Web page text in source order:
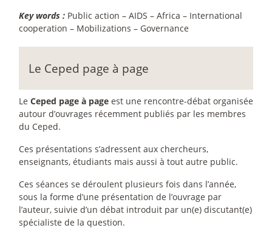
Key words : Public action – AIDS – Africa – International
cooperation – Mobilizations – Governance
Le Ceped page à page
Le Ceped page à page est une rencontre-débat organisée
autour d’ouvrages récemment publiés par les membres
du Ceped.
Ces présentations s’adressent aux chercheurs,
enseignants, étudiants mais aussi à tout autre public.
Ces séances se déroulent plusieurs fois dans l’année,
sous la forme d’une présentation de l’ouvrage par
l’auteur, suivie d’un débat introduit par un(e) discutant(e)
spécialiste de la question.